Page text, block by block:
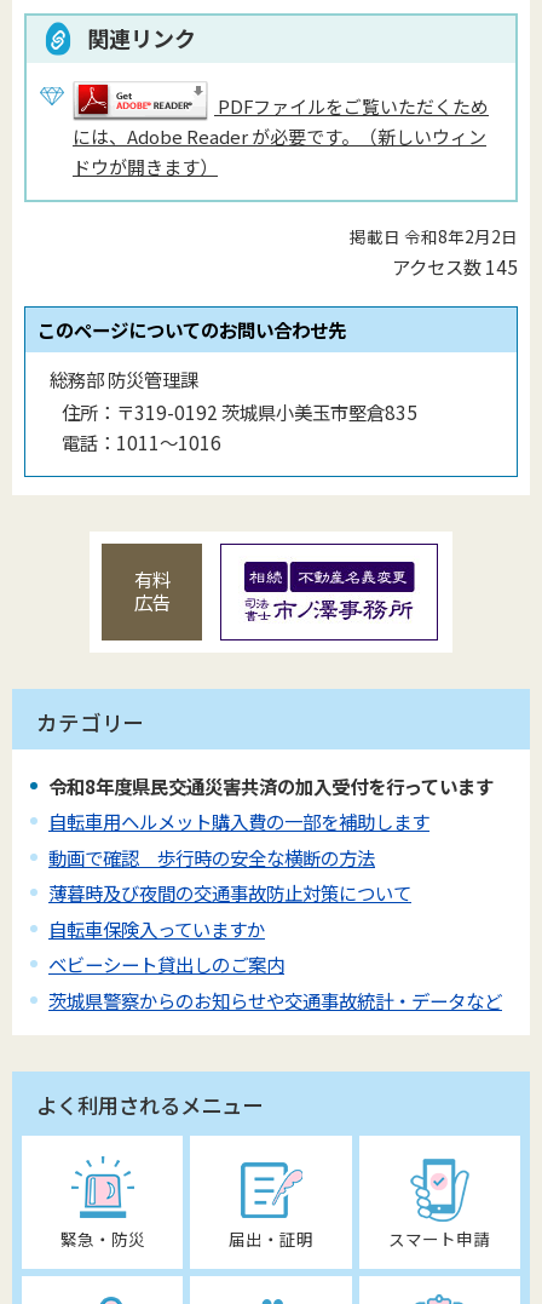
関連リンク
PDFファイルをご覧いただくため
には、Adobe Reader が必要です。（新しいウィン
ドウが開きます）
掲載日 令和8年2月2日
アクセス数145
このページについてのお問い合わせ先
総務部 防災管理課
住所： 〒319-0192 茨城県小美玉市堅倉835
電話： 1011〜1016
有料
広告
カテゴリー
令和8年度県民交通災害共済の加入受付を行っています
自転車用ヘルメット購入費の一部を補助します
動画で確認 歩行時の安全な横断の方法
薄暮時及び夜間の交通事故防止対策について
自転車保険入っていますか
ベビーシート貸出しのご案内
茨城県警察からのお知らせや交通事故統計・データなど
よく利用されるメニュー
緊急・防災 届出・証明 スマート申請